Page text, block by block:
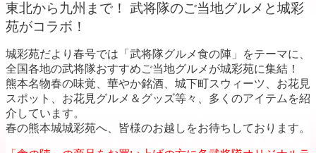
東北から九州まで！ 武将隊のご当地グルメと城彩
苑がコラボ！
城彩苑だより春号では「武将隊グルメ食の陣」をテーマに、
全国各地の武将隊おすすめご当地グルメが城彩苑に集結！
熊本名物春の味覚、華やか銘酒、城下町スウィーツ、お花見
スポット、お花見グルメ＆グッズ等々、多くのアイテムを紹
介しています。
春の熊本城城彩苑へ、皆様のお越しをお待ちしております。